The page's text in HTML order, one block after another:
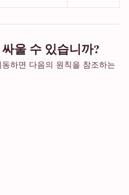
울 수 있습니까?
하면 다음의 원칙을 참조하는